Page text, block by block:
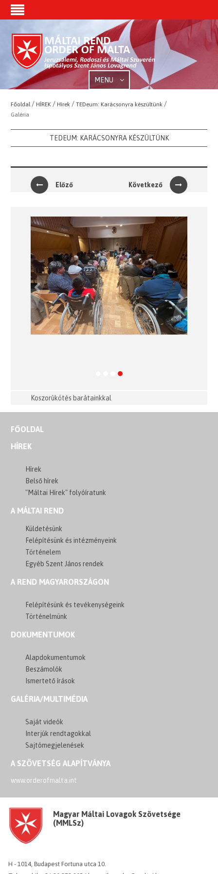
MENU
Főoldal /HÍREK /Hírek /TEDeum: Karácsonyra készültünk /
Galéria
TEDEUM: KARÁCSONYRA KÉSZÜLTÜNK
Előző Következő
Previous Next
Koszorúkötés barátainkkal
FŐOLDAL
HÍREK
Hírek
Belső hírek
"Máltai Hírek" folyóíratunk
A MÁLTAI REND
Küldetésünk
Felépítésünk és intézményeink
Történelem
Egyéb Szent János rendek
A REND MAGYARORSZÁGON
Felépítésünk és tevékenységeink
Történelmünk
DOKUMENTUMOK
Alapdokumentumok
Beszámolók
Ismertető írások
GALÉRIA/MULTIMÉDIA
Saját videók
Interjúk rendtagokkal
Sajtómegjelenések
A SZÖVETSÉG ALAPÍTVÁNYA
www.orderofmalta.int
Magyar Máltai Lovagok Szövetsége
(MMLSz)
H - 1014, Budapest Fortuna utca 10.